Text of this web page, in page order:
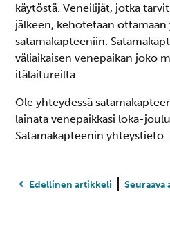
käytöstä. Veneilijät, jotka
jälkeen, kehotetaan
satamakapteeniin.
väliaikaisen venepaikan joko
itälaitureilta.
Ole yhteydessä
lainata venepaikkasi loka-
Satamakapteenin yhteystieto:
Edellinen artikkeli Seuraava